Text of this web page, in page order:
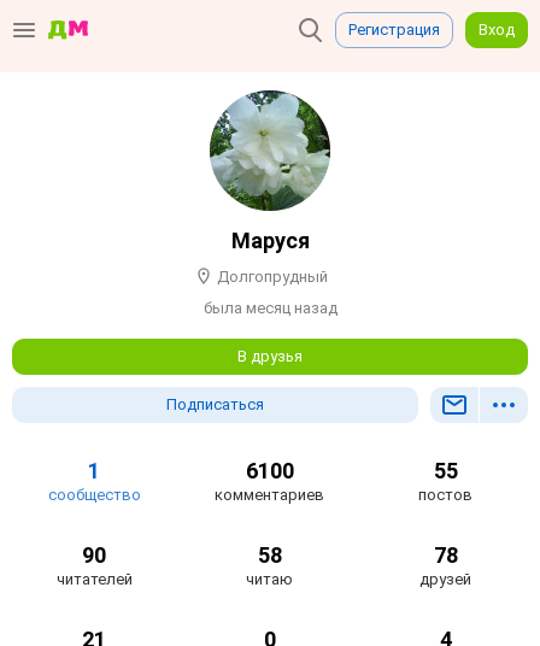
Регистрация Вход
Маруся
Долгопрудный
была месяц назад
В друзья
Подписаться
1
сообщество
6100
комментариев
55
постов
90
читателей
58
читаю
78
друзей
21 0 4